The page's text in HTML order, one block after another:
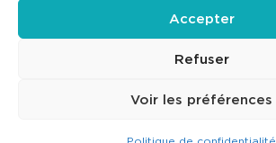
Accepter
Refuser
Voir les préférences